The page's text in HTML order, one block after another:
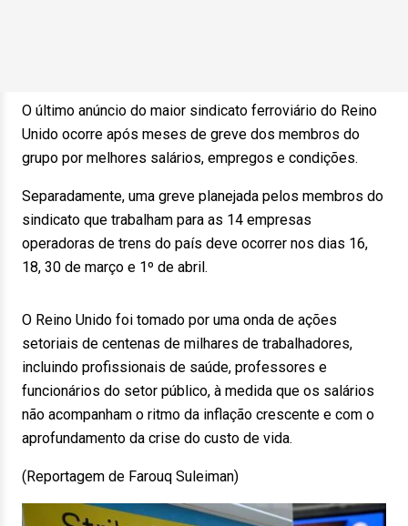
O último anúncio do maior sindicato ferroviário do Reino
Unido ocorre após meses de greve dos membros do
grupo por melhores salários, empregos e condições.
Separadamente, uma greve planejada pelos membros do
sindicato que trabalham para as 14 empresas
operadoras de trens do país deve ocorrer nos dias 16,
18, 30 de março e 1º de abril.
O Reino Unido foi tomado por uma onda de ações
setoriais de centenas de milhares de trabalhadores,
incluindo profissionais de saúde, professores e
funcionários do setor público, à medida que os salários
não acompanham o ritmo da inflação crescente e com o
aprofundamento da crise do custo de vida.
(Reportagem de Farouq Suleiman)